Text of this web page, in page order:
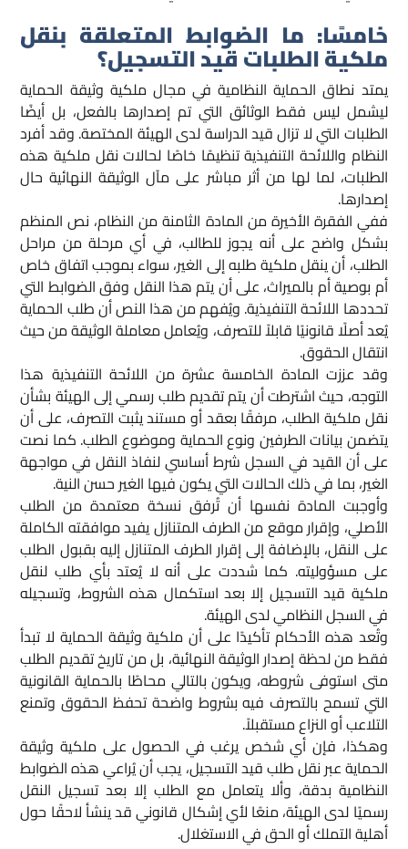
خامسًا: ما الضوابط المتعلقة بنقل
ملكية الطلبات قيد التسجيل؟
يمتد نطاق الحماية النظامية في مجال ملكية وثيقة الحماية
ليشمل ليس فقط الوثائق التي تم إصدارها بالفعل، بل أيضًا
الطلبات التي لا تزال قيد الدراسة لدى الهيئة المختصة. وقد أفرد
النظام واللائحة التنفيذية تنظيمًا خاصًا لحالات نقل ملكية هذه
الطلبات، لما لها من أثر مباشر على مآل الوثيقة النهائية حال
إصدارها.
ففي الفقرة الأخيرة من المادة الثامنة من النظام، نص المنظم
بشكل واضح على أنه يجوز للطالب، في أي مرحلة من مراحل
الطلب، أن ينقل ملكية طلبه إلى الغير، سواء بموجب اتفاق خاص
أم بوصية أم بالميراث، على أن يتم هذا النقل وفق الضوابط التي
تحددها اللائحة التنفيذية. ويُفهم من هذا النص أن طلب الحماية
يُعد أصلًا قانونيًا قابلاً للتصرف، ويُعامل معاملة الوثيقة من حيث
انتقال الحقوق.
وقد عززت المادة الخامسة عشرة من اللائحة التنفيذية هذا
التوجه، حيث اشترطت أن يتم تقديم طلب رسمي إلى الهيئة بشأن
نقل ملكية الطلب، مرفقًا بعقد أو مستند يثبت التصرف، على أن
يتضمن بيانات الطرفين ونوع الحماية وموضوع الطلب. كما نصت
على أن القيد في السجل شرط أساسي لنفاذ النقل في مواجهة
الغير، بما في ذلك الحالات التي يكون فيها الغير حسن النية.
وأوجبت المادة نفسها أن تُرفق نسخة معتمدة من الطلب
الأصلي، وإقرار موقع من الطرف المتنازل يفيد موافقته الكاملة
على النقل، بالإضافة إلى إقرار الطرف المتنازل إليه بقبول الطلب
على مسؤوليته. كما شددت على أنه لا يُعتد بأي طلب لنقل
ملكية قيد التسجيل إلا بعد استكمال هذه الشروط، وتسجيله
في السجل النظامي لدى الهيئة.
وتُعد هذه الأحكام تأكيدًا على أن ملكية وثيقة الحماية لا تبدأ
فقط من لحظة إصدار الوثيقة النهائية، بل من تاريخ تقديم الطلب
متى استوفى شروطه، ويكون بالتالي محاطًا بالحماية القانونية
التي تسمح بالتصرف فيه بشروط واضحة تحفظ الحقوق وتمنع
التلاعب أو النزاع مستقبلاً.
وهكذا، فإن أي شخص يرغب في الحصول على ملكية وثيقة
الحماية عبر نقل طلب قيد التسجيل، يجب أن يُراعي هذه الضوابط
النظامية بدقة، وألا يتعامل مع الطلب إلا بعد تسجيل النقل
رسميًا لدى الهيئة، منعًا لأي إشكال قانوني قد ينشأ لاحقًا حول
أهلية التملك أو الحق في الاستغلال.